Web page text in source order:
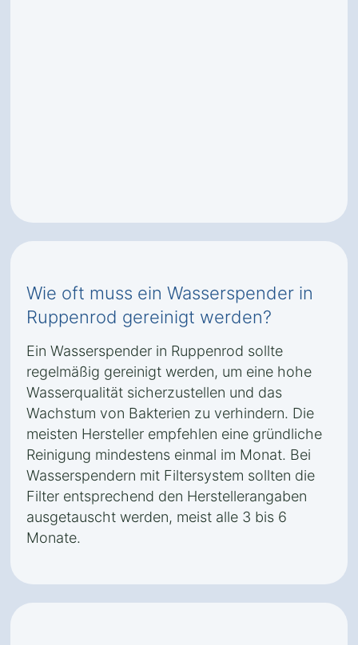
Wie oft muss ein Wasserspender in
Ruppenrod gereinigt werden?
Ein Wasserspender in Ruppenrod sollte
regelmäßig gereinigt werden, um eine hohe
Wasserqualität sicherzustellen und das
Wachstum von Bakterien zu verhindern. Die
meisten Hersteller empfehlen eine gründliche
Reinigung mindestens einmal im Monat. Bei
Wasserspendern mit Filtersystem sollten die
Filter entsprechend den Herstellerangaben
ausgetauscht werden, meist alle 3 bis 6
Monate.